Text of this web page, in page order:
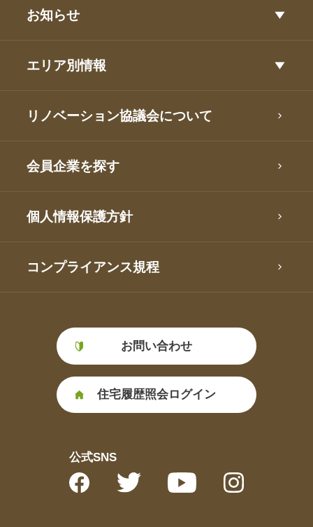
お知らせ
エリア別情報
リノベーション協議会について
会員企業を探す
個人情報保護方針
コンプライアンス規程
お問い合わせ
住宅履歴照会ログイン
公式SNS